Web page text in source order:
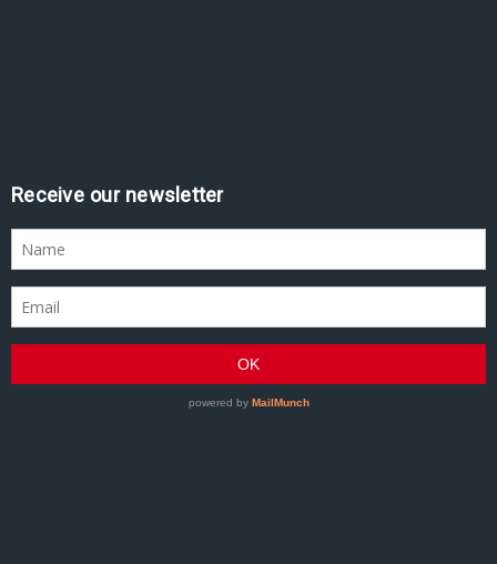
Receive our newsletter